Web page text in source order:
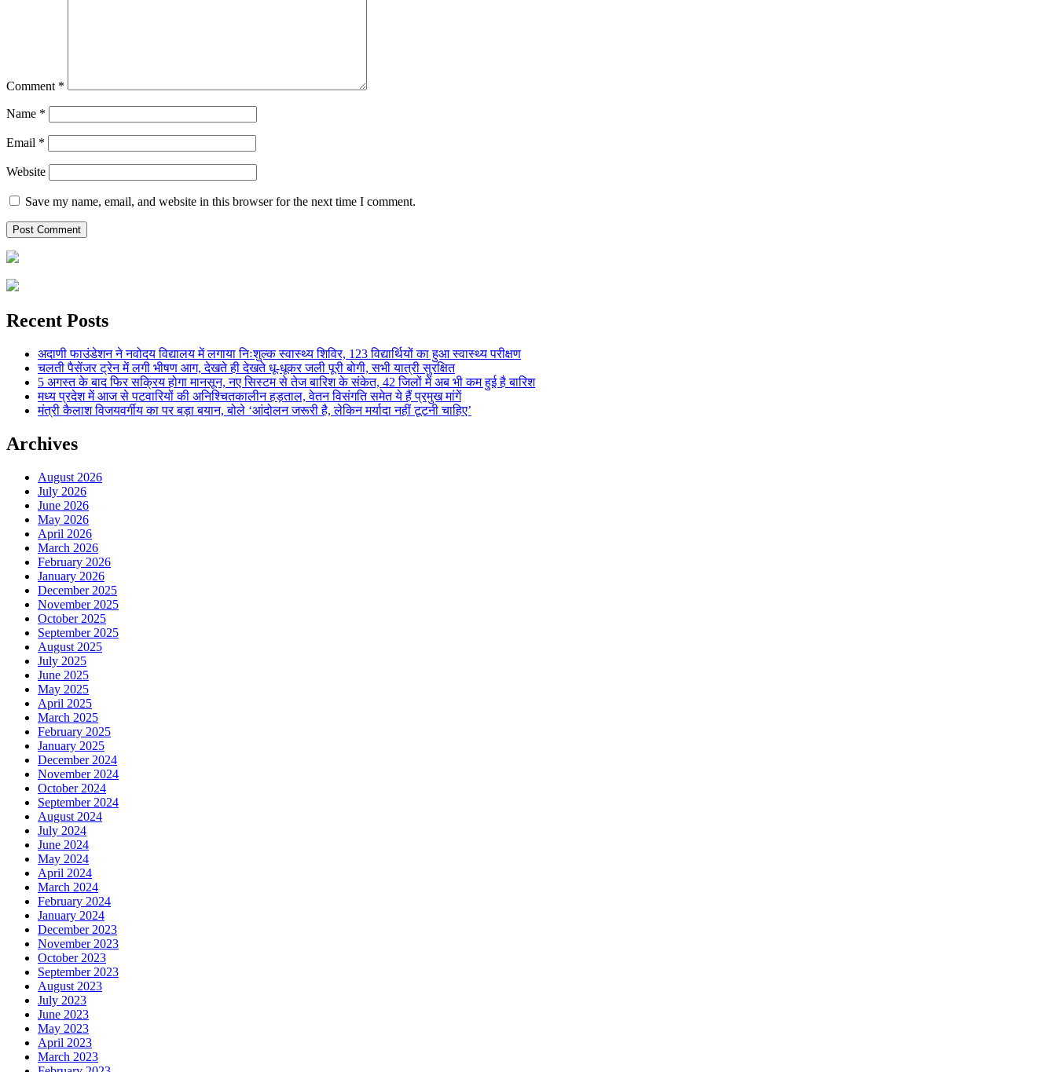
Comment *
Name *
Email *
Website
Save my name, email, and website in this browser for the next time I comment.
Recent Posts
अदाणी फाउंडेशन ने नवोदय विद्यालय में लगाया निःशुल्क स्वास्थ्य शिविर, 123 विद्यार्थियों का हुआ स्वास्थ्य परीक्षण
चलती पैसेंजर ट्रेन में लगी भीषण आग, देखते ही देखते धू-धूकर जली पूरी बोगी, सभी यात्री सुरक्षित
5 अगस्त के बाद फिर सक्रिय होगा मानसून, नए सिस्टम से तेज बारिश के संकेत, 42 जिलों में अब भी कम हुई है बारिश
मध्य प्रदेश में आज से पटवारियों की अनिश्चितकालीन हड़ताल, वेतन विसंगति समेत ये हैं प्रमुख मांगें
मंत्री कैलाश विजयवर्गीय का पर बड़ा बयान, बोले ‘आंदोलन जरूरी है, लेकिन मर्यादा नहीं टूटनी चाहिए’
Archives
August 2026
July 2026
June 2026
May 2026
April 2026
March 2026
February 2026
January 2026
December 2025
November 2025
October 2025
September 2025
August 2025
July 2025
June 2025
May 2025
April 2025
March 2025
February 2025
January 2025
December 2024
November 2024
October 2024
September 2024
August 2024
July 2024
June 2024
May 2024
April 2024
March 2024
February 2024
January 2024
December 2023
November 2023
October 2023
September 2023
August 2023
July 2023
June 2023
May 2023
April 2023
March 2023